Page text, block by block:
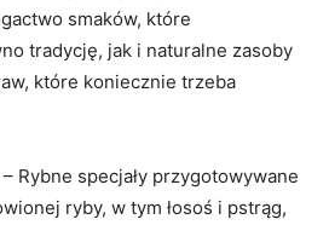
smaków, które
tradycję, jak i naturalne zasoby
które koniecznie trzeba
–⁤ Rybne‌ specjały przygotowywane
ryby, w tym łosoś i pstrąg,